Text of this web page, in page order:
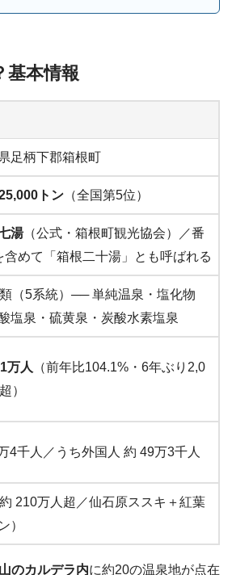
基本情報
足柄下郡箱根町
トン （全国第5位）
湯（公式・箱根町観光協会）／番
含めて「箱根二十湯」とも呼ばれる
（5系統）── 単純温泉・塩化物
塩泉・硫黄泉・炭酸水素塩泉
万人
（前年比104.1%・6年ぶり2,0
）
4千人／うち外国人 約 49万3千人
210万人超／仙石原ススキ＋紅葉
）
のカルデラ内に約20の温泉地が点在